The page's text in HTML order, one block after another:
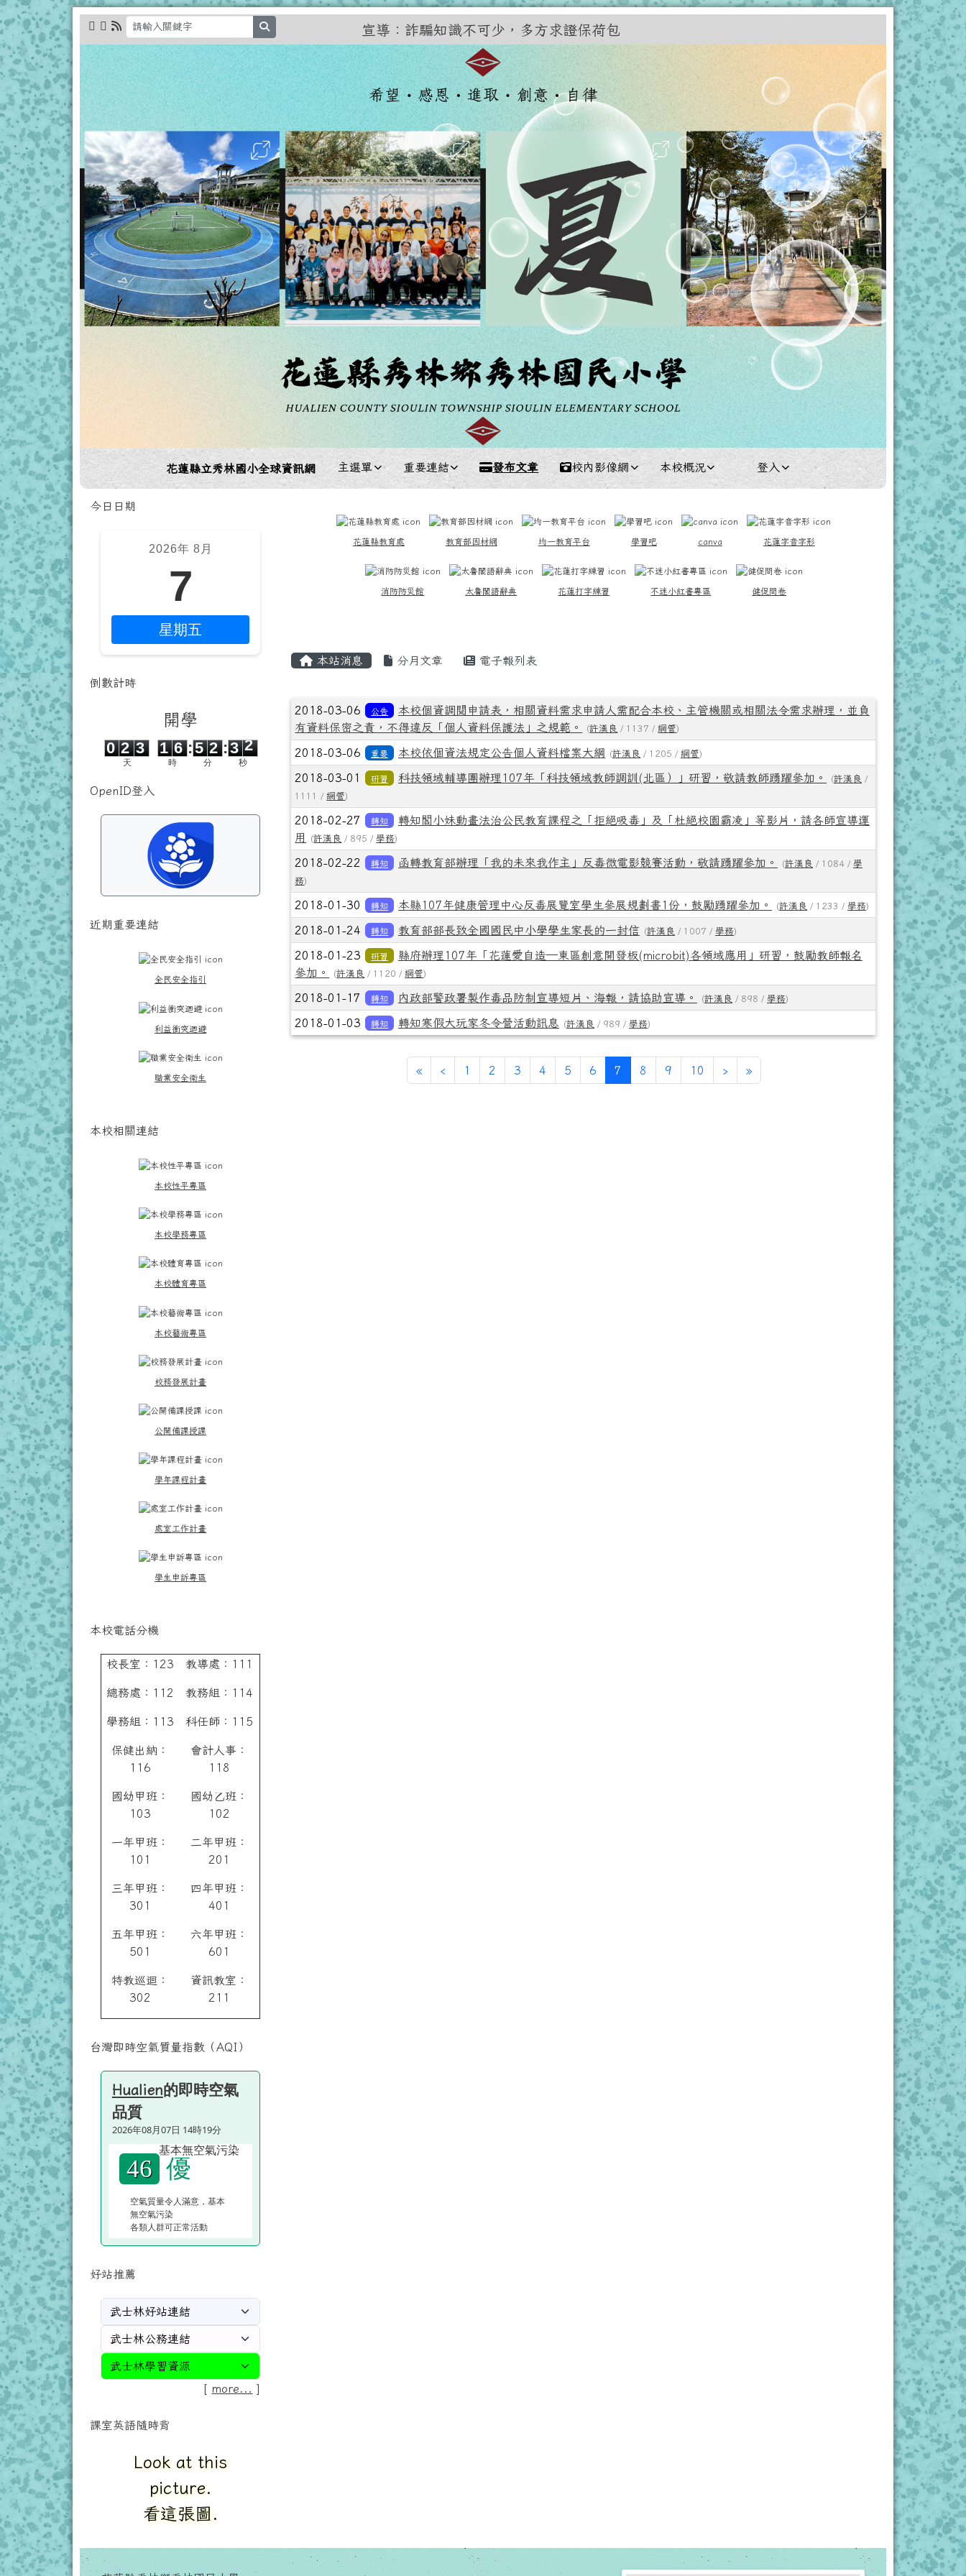
跳至主內容區
花蓮縣立秀林國小全球資訊網宣導：詐騙知識不可少，多方求證保荷包
導覽列 花蓮縣立秀林國小全球資訊網 主選單 重要連結 發布文章 校內影像網 本校概況 登入
左邊區域內容
今日日期
2026年 8月
7
星期五
倒數計時
開學
0 2 3
天
1
1
6
6
時
:5 2
分
:3 1
秒
OpenID登入
近期重要連結
全民安全指引
利益衝突迴避
職業安全衛生
本校相關連結
本校性平專區
本校學務專區
本校體育專區
本校藝術專區
校務發展計畫
公開備課授課
學年課程計畫
處室工作計畫
學生申訴專區
本校電話分機
校長室：123
總務處：112
學務組：113
保健出納：
116
國幼甲班：
103
一年甲班：
101
三年甲班：
301
五年甲班：
501
特教巡迴：
302
教導處：111
教務組：114
科任師：115
會計人事：
118
國幼乙班：
102
二年甲班：
201
四年甲班：
401
六年甲班：
601
資訊教室：
211
台灣即時空氣質量指數（AQI）
Hualien的即時空氣
品質
2026年08月07日 14時19分
46 優
空氣質量令人滿意，基本
無空氣污染
各類人群可正常活動
好站推薦
[ more... ]
課室英語隨時背
Look at this
picture.
看這張圖.
上中區域內容
花蓮縣教育處 教育部因材網 均一教育平台 學習吧 canva 花蓮字音字形
消防防災館 太魯閣語辭典 花蓮打字練習 不迷小紅書專區 健促問卷
主內容區域
本站消息 分月文章 電子報列表
文章列表
2018-03-06 公告
本校個資調閱申請表，相關資料需求申請人需配合本校、主管機關或相關法令需求辦理，並負
有資料保密之責，不得違反「個人資料保護法」之規範。
(許漢良 / 1137 /網管)
2018-03-06 重要 本校依個資法規定公告個人資料檔案大綱 (許漢良 / 1205 / 網管)
2018-03-01 研習 科技領域輔導團辦理107年「科技領域教師調訓(北區）」研習，敬請教師踴躍參加。 (許漢良 /
1111 /網管)
2018-02-27 轉知
轉知閻小妹動畫法治公民教育課程之「拒絕吸毒」及「杜絕校園霸凌」等影片，請各師宣導運
用
(許漢良 / 895 / 學務)
2018-02-22 轉知 函轉教育部辦理「我的未來我作主」反毒微電影競賽活動，敬請踴躍參加。 (許漢良 / 1084 / 學
務)
2018-01-30 轉知 本縣107年健康管理中心反毒展覽室學生參展規劃書1份，鼓勵踴躍參加。 (許漢良 / 1233 / 學務)
2018-01-24 轉知 教育部部長致全國國民中小學學生家長的一封信 (許漢良 / 1007 / 學務)
2018-01-23 研習
縣府辦理107年「花蓮愛自造─東區創意開發板(microbit)各領域應用」研習，鼓勵教師報名
參加。
(許漢良 / 1120 /網管)
2018-01-17 轉知 內政部警政署製作毒品防制宣導短片、海報，請協助宣導。 (許漢良 / 898 / 學務)
2018-01-03 轉知 轉知寒假大玩家冬令營活動訊息 (許漢良 / 989 / 學務)
«第一頁
‹上一頁
1 2 3 4 5 6 7 (目前頁次)
8 9 10 ›下一頁
»最後頁
頁尾區域